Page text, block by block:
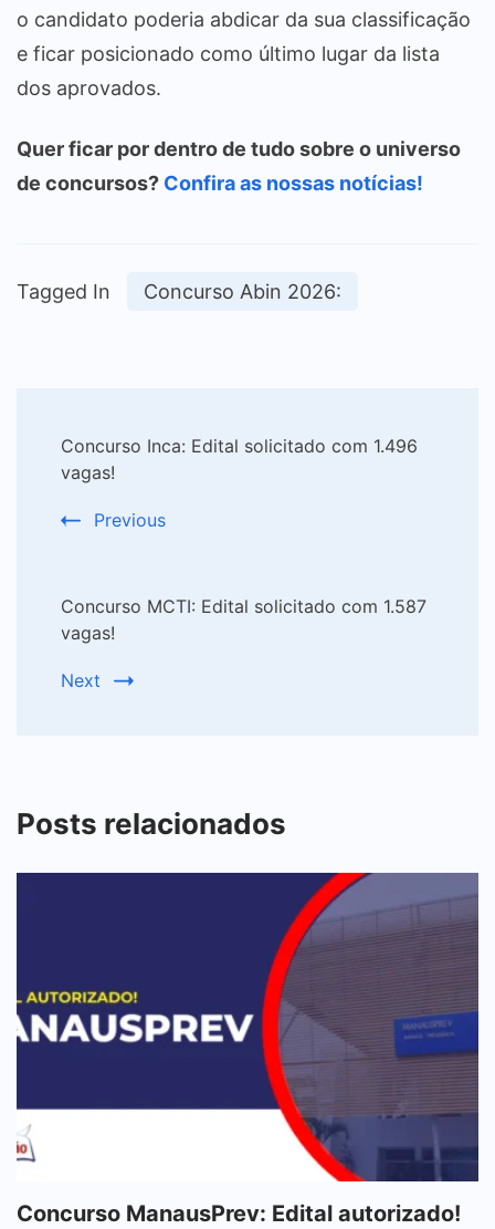
o candidato poderia abdicar da sua classificação
e ficar posicionado como último lugar da lista
dos aprovados.
Quer ficar por dentro de tudo sobre o universo
de concursos? Confira as nossas notícias!
Tagged In Concurso Abin 2026:
Navigation
Concurso Inca: Edital solicitado com 1.496
vagas!
Previous
Concurso MCTI: Edital solicitado com 1.587
vagas!
Next
Posts relacionados
Concurso ManausPrev: Edital autorizado!